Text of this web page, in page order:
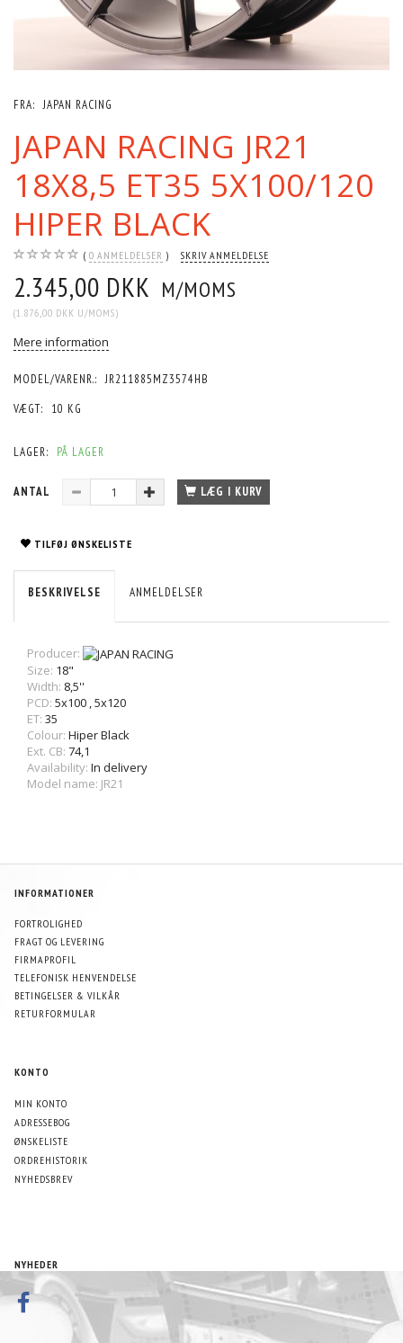
FRA: JAPAN RACING
JAPAN RACING JR21
18X8,5 ET35 5X100/120
HIPER BLACK
0 ANMELDELSER SKRIV ANMELDELSE
2.345,00 DKK M/MOMS
(1.876,00 DKK U/MOMS)
Mere information
MODEL/VARENR.: JR211885MZ3574HB
VÆGT:
10 KG
LAGER: PÅ LAGER
ANTAL LÆG I KURV
TILFØJ ØNSKELISTE
BESKRIVELSE ANMELDELSER
Producer:
Size: 18"
Width: 8,5''
PCD: 5x100 ,5x120
ET: 35
Colour: Hiper Black
Ext. CB: 74,1
Availability: In delivery
Model name: JR21
INFORMATIONER
FORTROLIGHED
FRAGT OG LEVERING
FIRMAPROFIL
TELEFONISK HENVENDELSE
BETINGELSER & VILKÅR
RETURFORMULAR
KONTO
MIN KONTO
ADRESSEBOG
ØNSKELISTE
ORDREHISTORIK
NYHEDSBREV
NYHEDER